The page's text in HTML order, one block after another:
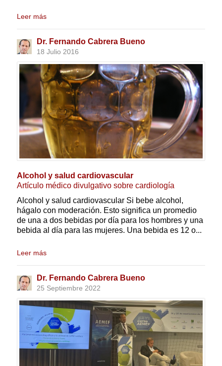
Leer más
Dr. Fernando Cabrera Bueno
18 Julio 2016
Alcohol y salud cardiovascular
Artículo médico divulgativo sobre cardiología
Alcohol y salud cardiovascular Si bebe alcohol,
hágalo con moderación. Esto significa un promedio
de una a dos bebidas por día para los hombres y una
bebida al día para las mujeres. Una bebida es 12 o...
Leer más
Dr. Fernando Cabrera Bueno
25 Septiembre 2022